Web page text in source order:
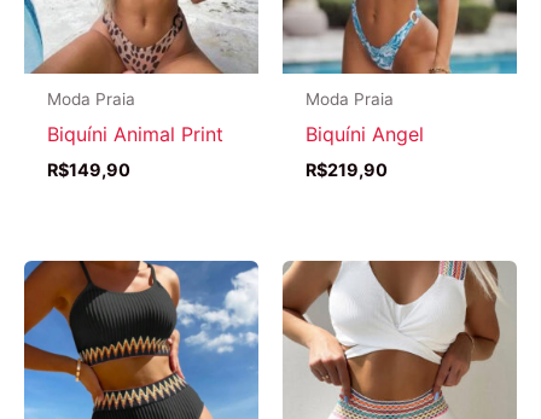
Moda Praia
Biquíni Animal Print
R$149,90
Moda Praia
Biquíni Angel
R$219,90